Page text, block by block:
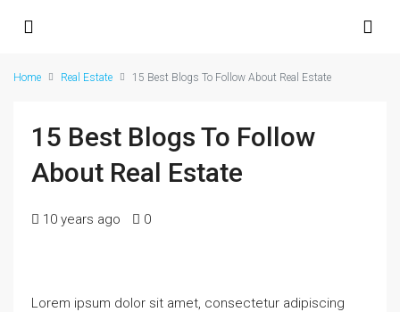
Home Real Estate 15 Best Blogs To Follow About Real Estate
15 Best Blogs To Follow
About Real Estate
10 years ago 0
Lorem ipsum dolor sit amet, consectetur adipiscing